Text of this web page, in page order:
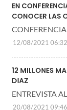
EN
CONOCER LAS
12/08/2021 06:32
12 MILLONES
DIAZ
ENTREVISTA
20/08/2021 09:46